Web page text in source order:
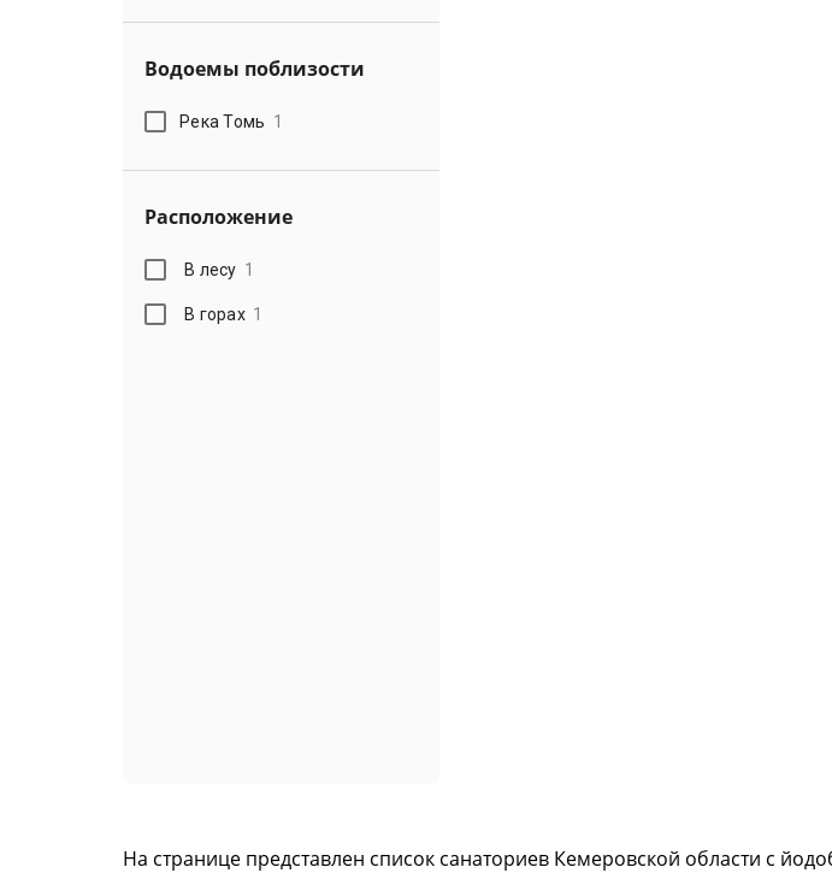
Водоемы поблизости
Река Томь 1
Расположение
В лесу 1
В горах 1
На странице представлен список санаториев Кемеровской области с